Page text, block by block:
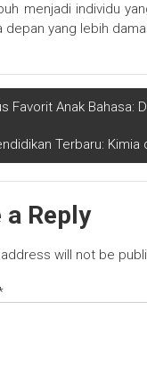
menjadi individu
depan yang lebih
Favorit Anak Bahasa:
Terbaru:
a Reply
will not be